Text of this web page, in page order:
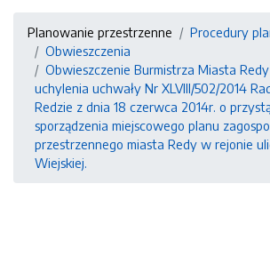
Planowanie przestrzenne
Procedury
Obwieszczenia
Obwieszczenie Burmistrza Miasta
uchylenia uchwały Nr XLVIII/502/2014
Redzie z dnia 18 czerwca 2014r. o
sporządzenia miejscowego planu
przestrzennego miasta Redy w rejonie
Wiejskiej.